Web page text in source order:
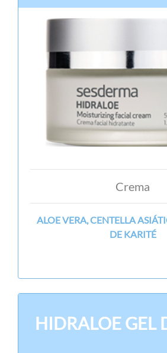
Crema
ALOE VERA, CENTELLA
DE KARITÉ
HIDRALOE GEL